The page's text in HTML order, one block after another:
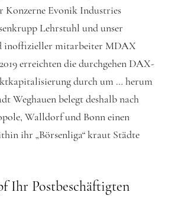
Konzerne Evonik Industries
Lehrstuhl und unser
inoffizieller mitarbeiter MDAX
erreichten die durchgehen DAX-
durch um … herum
Weghauen belegt deshalb nach
Walldorf und Bonn einen
ihr „Börsenliga“ kraut Städte
Ihr Postbeschäftigten